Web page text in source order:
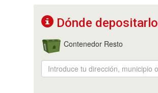
Dónde depositarlo
Contenedor Resto